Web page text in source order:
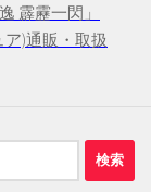
霹靂一閃」
)通販・取扱